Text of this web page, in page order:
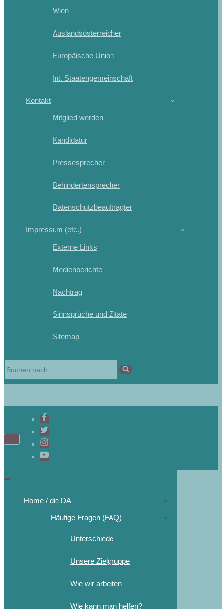
Wien
Auslandsösterreicher
Europäische Union
Int. Staatengemeinschaft
Kontakt
Mitglied werden
Kandidatur
Pressesprecher
Behindertensprecher
Datenschutzbeauftragter
Impressum (etc.)
Externe Links
Medienberichte
Nachtrag
Sinnsprüche und Zitate
Sitemap
Home / die DA
Häufige Fragen (FAQ)
Unterschiede
Unsere Zielgruppe
Wie wir arbeiten
Wie kann man helfen?